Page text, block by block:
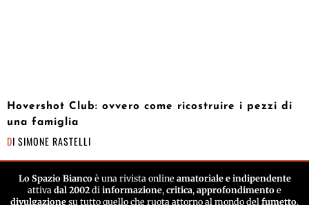
Hovershot Club: ovvero come ricostruire i pezzi di
una famiglia
DI SIMONE RASTELLI
Lo Spazio Biancoè una rivista online amatoriale e indipendente
attiva dal 2002 di informazione, critica, approfondimento e
divulgazione su tutto quello che ruota attorno al mondo del fumetto.